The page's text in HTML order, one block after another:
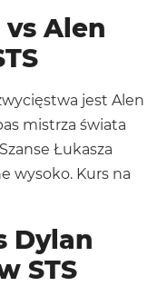
Alen
jest Alen
mistrza świata
Łukasza
wysoko. Kurs na
Dylan
STS